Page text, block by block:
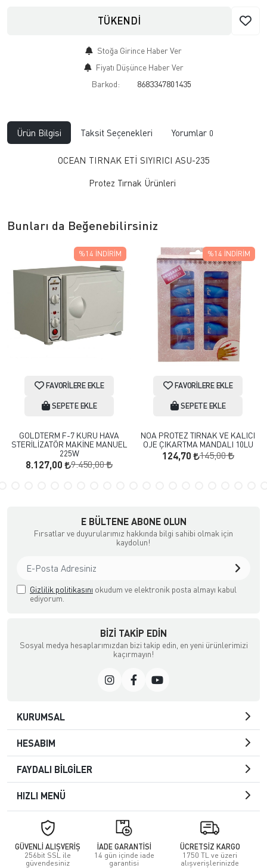
TÜKENDİ
Stoğa Girince Haber Ver
Fiyatı Düşünce Haber Ver
Barkod:
8683347801435
Ürün Bilgisi Taksit Seçenekleri Yorumlar 0
OCEAN TIRNAK ETİ SIYIRICI ASU-235
Protez Tırnak Ürünleri
Bunları da Beğenebilirsiniz
FAVORILERE EKLE
SEPETE EKLE
GOLDTERM F-7 KURU HAVA
STERİLİZATÖR MAKİNE MANUEL
225W
8.127,00 9.450,00
%14 İNDIRIM
FAVORILERE EKLE
SEPETE EKLE
NOA PROTEZ TIRNAK VE KALICI
OJE ÇIKARTMA MANDALI 10LU
124,70 145,00
%14 İNDIRIM
E BÜLTENE ABONE OLUN
Fırsatlar ve duyurularımız hakkında bilgi sahibi olmak için
kaydolun!
Gizlilik politikasını okudum ve elektronik posta almayı kabul
ediyorum.
BIZI TAKIP EDIN
Sosyal medya hesaplarımızdan bizi takip edin, en yeni ürünlerimizi
kaçırmayın!
KURUMSAL
HESABIM
FAYDALI BİLGİLER
HIZLI MENÜ
GÜVENLİ ALIŞVERİŞ
256bit SSL ile
güvendesiniz
İADE GARANTİSİ
14 gün içinde iade
garantisi
ÜCRETSİZ KARGO
1750 TL ve üzeri
alışverişlerinizde